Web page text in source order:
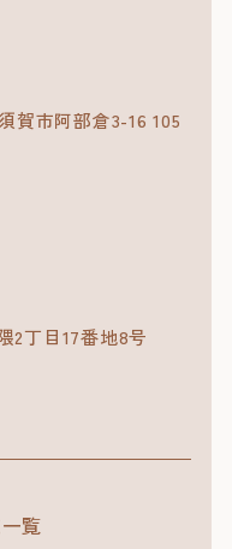
賀市阿部倉3-16 105
2丁目17番地8号
覧